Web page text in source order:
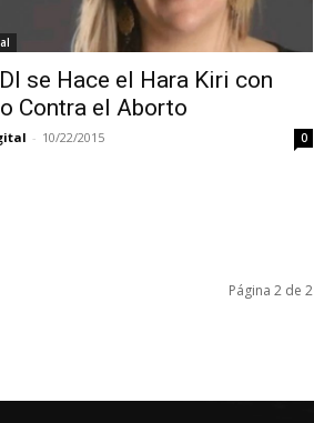
se Hace el Hara Kiri con
Contra el Aborto
- 10/22/2015 0
Página 2 de 2